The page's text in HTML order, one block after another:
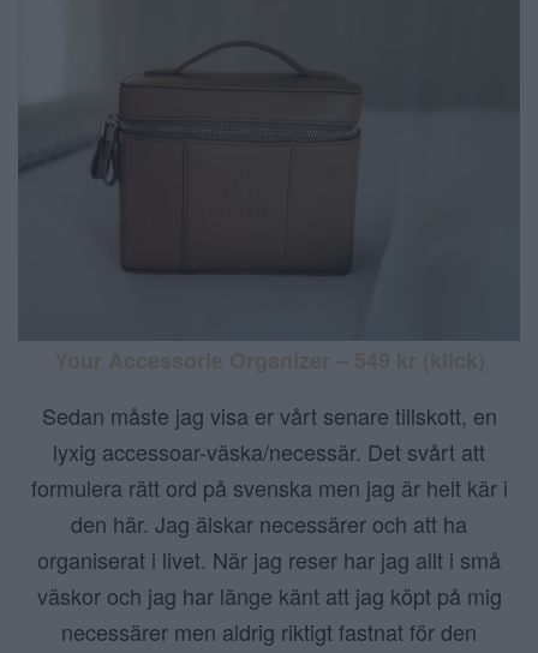
Sedan måste jag visa er vårt senare tillskott, en
lyxig accessoar-väska/necessär. Det svårt att
formulera rätt ord på svenska men jag är helt kär i
den här. Jag älskar necessärer och att ha
organiserat i livet. När jag reser har jag allt i små
väskor och jag har länge känt att jag köpt på mig
necessärer men aldrig riktigt fastnat för den